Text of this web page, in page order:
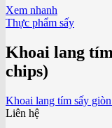
Xem nhanh
Thực phẩm sấy
Khoai lang
chips)
Khoai lang tím sấy
Liên hệ